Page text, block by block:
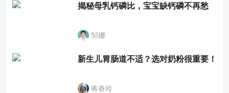
揭秘母乳钙磷比，宝宝缺钙磷不再愁
邹娜
新生儿胃肠道不适？选对奶粉很重要！
蒋春玲